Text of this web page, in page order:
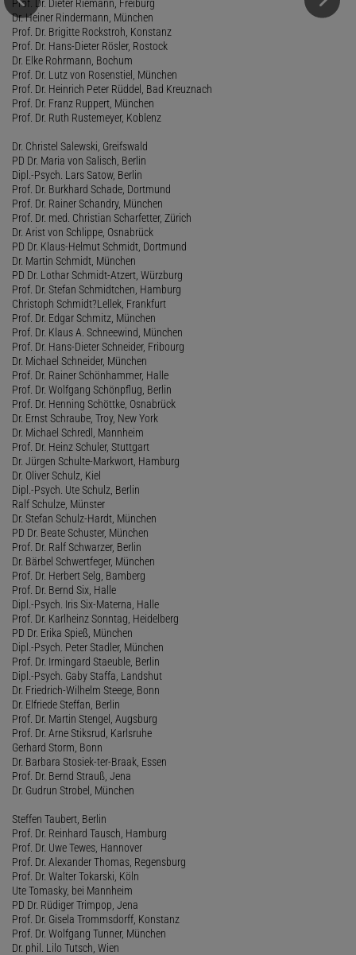
Prof. Dr. Dieter Riemann, Freiburg
Dr. Heiner Rindermann, München
Prof. Dr. Brigitte Rockstroh, Konstanz
Prof. Dr. Hans-Dieter Rösler, Rostock
Dr. Elke Rohrmann, Bochum
Prof. Dr. Lutz von Rosenstiel, München
Prof. Dr. Heinrich Peter Rüddel, Bad Kreuznach
Prof. Dr. Franz Ruppert, München
Prof. Dr. Ruth Rustemeyer, Koblenz
Dr. Christel Salewski, Greifswald
PD Dr. Maria von Salisch, Berlin
Dipl.-Psych. Lars Satow, Berlin
Prof. Dr. Burkhard Schade, Dortmund
Prof. Dr. Rainer Schandry, München
Prof. Dr. med. Christian Scharfetter, Zürich
Dr. Arist von Schlippe, Osnabrück
PD Dr. Klaus-Helmut Schmidt, Dortmund
Dr. Martin Schmidt, München
PD Dr. Lothar Schmidt-Atzert, Würzburg
Prof. Dr. Stefan Schmidtchen, Hamburg
Christoph Schmidt?Lellek, Frankfurt
Prof. Dr. Edgar Schmitz, München
Prof. Dr. Klaus A. Schneewind, München
Prof. Dr. Hans-Dieter Schneider, Fribourg
Dr. Michael Schneider, München
Prof. Dr. Rainer Schönhammer, Halle
Prof. Dr. Wolfgang Schönpflug, Berlin
Prof. Dr. Henning Schöttke, Osnabrück
Dr. Ernst Schraube, Troy, New York
Dr. Michael Schredl, Mannheim
Prof. Dr. Heinz Schuler, Stuttgart
Dr. Jürgen Schulte-Markwort, Hamburg
Dr. Oliver Schulz, Kiel
Dipl.-Psych. Ute Schulz, Berlin
Ralf Schulze, Münster
Dr. Stefan Schulz-Hardt, München
PD Dr. Beate Schuster, München
Prof. Dr. Ralf Schwarzer, Berlin
Dr. Bärbel Schwertfeger, München
Prof. Dr. Herbert Selg, Bamberg
Prof. Dr. Bernd Six, Halle
Dipl.-Psych. Iris Six-Materna, Halle
Prof. Dr. Karlheinz Sonntag, Heidelberg
PD Dr. Erika Spieß, München
Dipl.-Psych. Peter Stadler, München
Prof. Dr. Irmingard Staeuble, Berlin
Dipl.-Psych. Gaby Staffa, Landshut
Dr. Friedrich-Wilhelm Steege, Bonn
Dr. Elfriede Steffan, Berlin
Prof. Dr. Martin Stengel, Augsburg
Prof. Dr. Arne Stiksrud, Karlsruhe
Gerhard Storm, Bonn
Dr. Barbara Stosiek-ter-Braak, Essen
Prof. Dr. Bernd Strauß, Jena
Dr. Gudrun Strobel, München
Steffen Taubert, Berlin
Prof. Dr. Reinhard Tausch, Hamburg
Prof. Dr. Uwe Tewes, Hannover
Prof. Dr. Alexander Thomas, Regensburg
Prof. Dr. Walter Tokarski, Köln
Ute Tomasky, bei Mannheim
PD Dr. Rüdiger Trimpop, Jena
Prof. Dr. Gisela Trommsdorff, Konstanz
Prof. Dr. Wolfgang Tunner, München
Dr. phil. Lilo Tutsch, Wien